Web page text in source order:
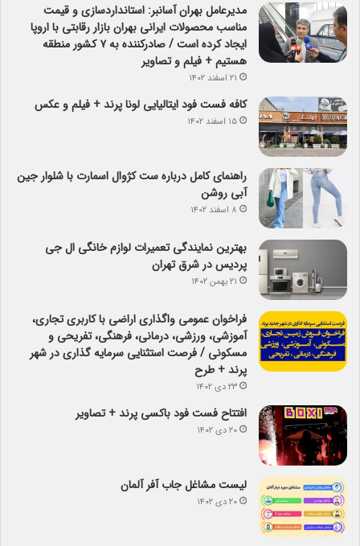
مدیرعامل بهران آسانبر: استانداردسازی و قیمت
مناسب محصولات ایرانی بهران بازار رقابتی با اروپا
ایجاد کرده است / صادرکننده به ۷ کشور منطقه
هستیم + فیلم و تصاویر
۲۱ اسفند ۱۴۰۲
کافه فست فود ایتالیایی لونا پرند + فیلم و عکس
۱۵ اسفند ۱۴۰۲
راهنمای کامل درباره ست کژوال اسمارت با شلوار جین
آبی روشن
۸ اسفند ۱۴۰۲
بهترین نمایندگی تعمیرات لوازم خانگی ال جی
پردیس در شرق تهران
۲۱ بهمن ۱۴۰۲
فراخوان عمومی واگذاری اراضی با کاربری تجاری،
آموزشی، ورزشی، درمانی، فرهنگی، تفریحی و
مسکونی / فرصت استثنایی سرمایه گذاری در شهر
پرند + طرح
۲۳ دی ۱۴۰۲
افتتاح فست فود باکسی پرند + تصاویر
۲۰ دی ۱۴۰۲
لیست مشاغل جاب آفر آلمان
۲۰ دی ۱۴۰۲